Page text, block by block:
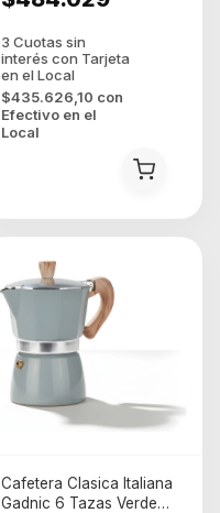
$435.626,10 con
Efectivo en el
Local
Cafetera Clasica Italiana
Gadnic 6 Tazas Verde